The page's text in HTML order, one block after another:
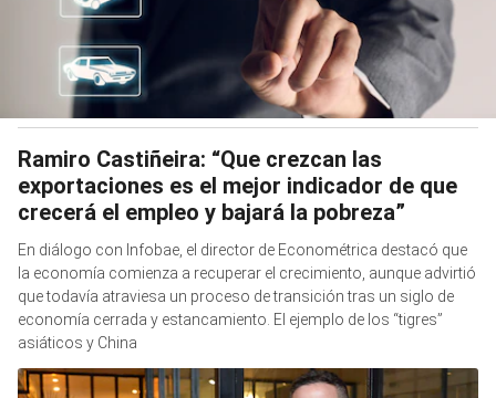
Ramiro Castiñeira: “Que crezcan las
exportaciones es el mejor indicador de que
crecerá el empleo y bajará la pobreza”
En diálogo con Infobae, el director de Econométrica destacó que
la economía comienza a recuperar el crecimiento, aunque advirtió
que todavía atraviesa un proceso de transición tras un siglo de
economía cerrada y estancamiento. El ejemplo de los “tigres”
asiáticos y China